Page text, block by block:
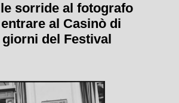
sorride al fotografo
al Casinò di
del Festival